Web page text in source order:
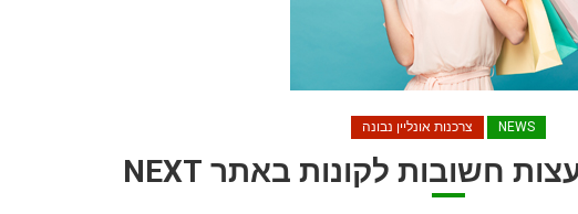
NEWS צרכנות אונליין נבונה